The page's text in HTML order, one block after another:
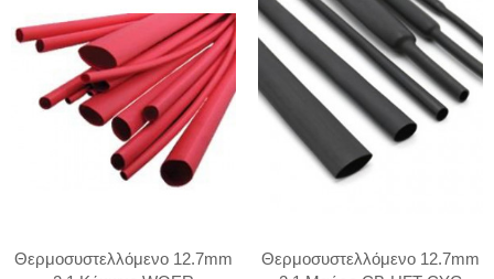
Θερμοσυστελλόμενο 12.7mm
Θερμοσυστελλόμενο 12.7mm